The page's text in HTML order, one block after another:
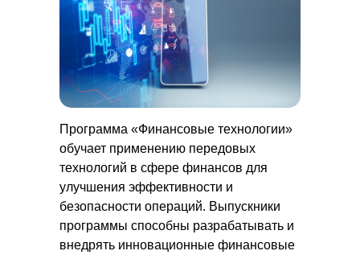
Программа «Финансовые технологии»
обучает применению передовых
технологий в сфере финансов для
улучшения эффективности и
безопасности операций. Выпускники
программы способны разрабатывать и
внедрять инновационные финансовые